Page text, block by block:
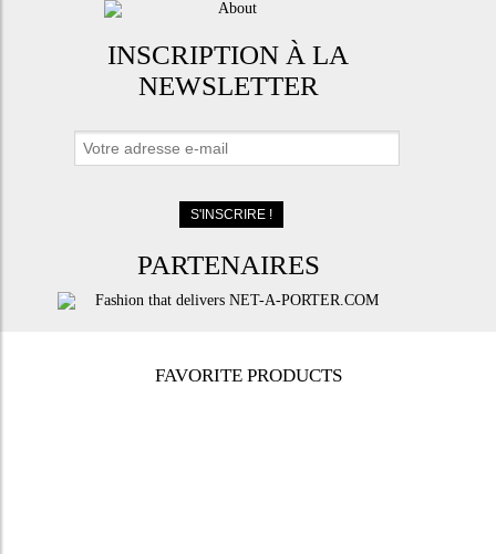
INSCRIPTION À LA
NEWSLETTER
PARTENAIRES
FAVORITE PRODUCTS